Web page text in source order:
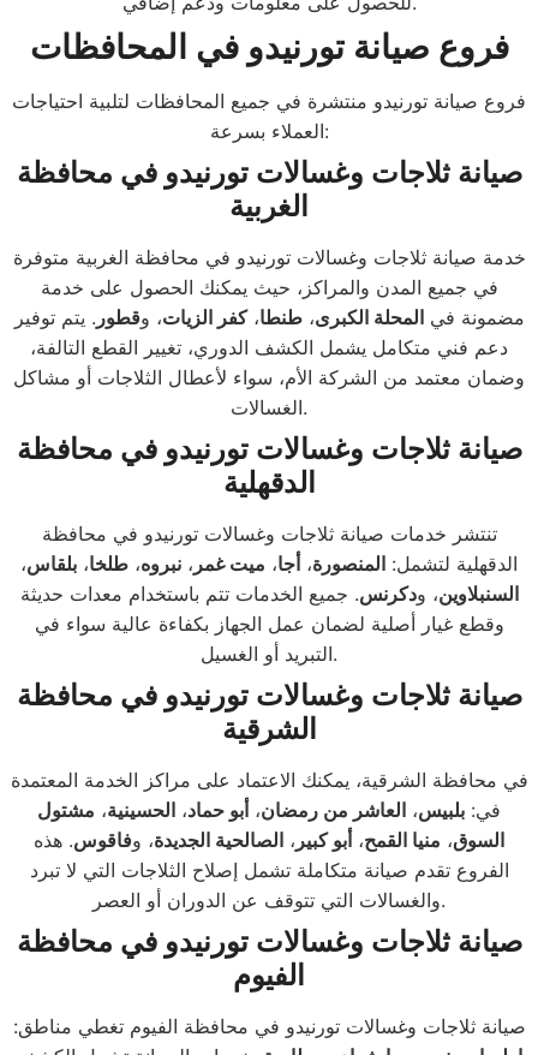
فروع صيانة تورنيدو في المحافظات
فروع صيانة تورنيدو منتشرة في جميع المحافظات لتلبية احتياجات
العملاء بسرعة:
صيانة ثلاجات وغسالات تورنيدو في محافظة
الغربية
خدمة صيانة ثلاجات وغسالات تورنيدو في محافظة الغربية متوفرة
في جميع المدن والمراكز، حيث يمكنك الحصول على خدمة
مضمونة فيالمحلة الكبرى،طنطا،كفر الزيات، وقطور . يتم توفير
دعم فني متكامل يشمل الكشف الدوري، تغيير القطع التالفة،
وضمان معتمد من الشركة الأم، سواء لأعطال الثلاجات أو مشاكل
الغسالات.
صيانة ثلاجات وغسالات تورنيدو في محافظة
الدقهلية
تنتشر خدمات صيانة ثلاجات وغسالات تورنيدو في محافظة
الدقهلية لتشمل: المنصورة، أجا، ميت غمر ، نبروه، طلخا، بلقاس،
السنبلاوين، ودكرنس. جميع الخدمات تتم باستخدام معدات حديثة
وقطع غيار أصلية لضمان عمل الجهاز بكفاءة عالية سواء في
التبريد أو الغسيل.
صيانة ثلاجات وغسالات تورنيدو في محافظة
الشرقية
في محافظة الشرقية، يمكنك الاعتماد على مراكز الخدمة المعتمدة
في: بلبيس، العاشر من رمضان، أبو حماد، الحسينية، مشتول
السوق، منيا القمح، أبو كبير ، الصالحية الجديدة، وفاقوس. هذه
الفروع تقدم صيانة متكاملة تشمل إصلاح الثلاجات التي لا تبرد
والغسالات التي تتوقف عن الدوران أو العصر.
صيانة ثلاجات وغسالات تورنيدو في محافظة
الفيوم
صيانة ثلاجات وغسالات تورنيدو في محافظة الفيوم تغطي مناطق: